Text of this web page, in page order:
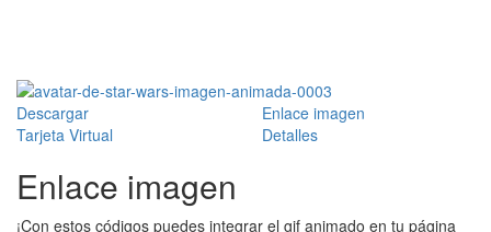
Descargar
Enlace imagen
Tarjeta Virtual
Detalles
Enlace imagen
¡Con estos códigos puedes integrar el gif animado en tu página